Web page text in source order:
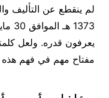
يعرفون قدره. ولعل
مفتاح مهم في فهم هذه